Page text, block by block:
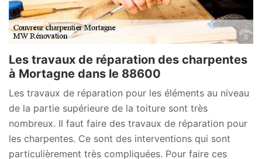
Les travaux de réparation des charpentes
à Mortagne dans le 88600
Les travaux de réparation pour les éléments au niveau
de la partie supérieure de la toiture sont très
nombreux. Il faut faire des travaux de réparation pour
les charpentes. Ce sont des interventions qui sont
particulièrement très compliquées. Pour faire ces